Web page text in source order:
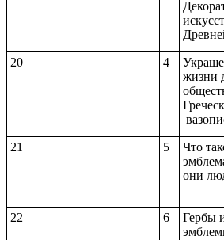
20 4
жизни
21 5
Что
они
22 6
Гербы